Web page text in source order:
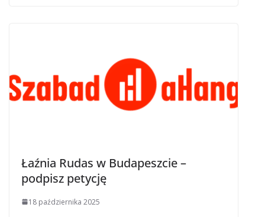
Łaźnia Rudas w Budapeszcie –
podpisz petycję
18 października 2025